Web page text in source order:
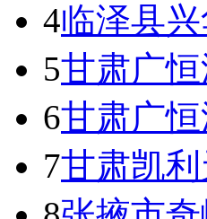
4临泽县
5甘肃广
6甘肃广
7甘肃凯